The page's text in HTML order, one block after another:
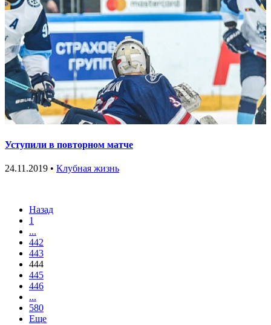
Уступили в повторном матче
24.11.2019 • Клубная жизнь
Назад
1
...
442
443
444
445
446
...
580
Еще